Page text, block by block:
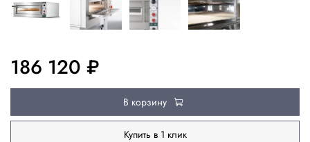
186 120 ₽
В корзину
Купить в 1 клик